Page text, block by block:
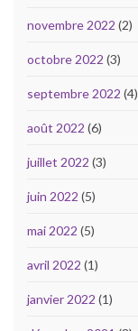
novembre 2022 (2)
octobre 2022 (3)
septembre 2022 (4)
août 2022 (6)
juillet 2022 (3)
juin 2022 (5)
mai 2022 (5)
avril 2022 (1)
janvier 2022 (1)